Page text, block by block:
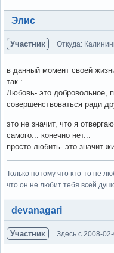
Вне форума
Элис
Участник Откуда:
в данный момент своей
так :
Любовь- это добровольное,
совершенствоваться ради
это не значит, что я
самого... конечно нет...
просто любить- это значит
Только потому что кто-то не
что он не любит тебя всей
Вне форума
devanagari
Участник Здесь с 2008-